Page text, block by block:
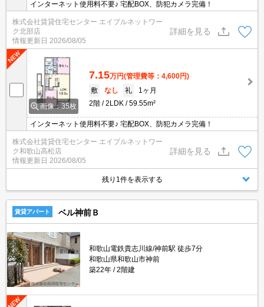
インターネット使用料不要♪ 宅配BOX、防犯カメラ完備！
株式会社賃貸住宅センター エイブルネットワー
ク北部店
情報更新日 2026/08/05
詳細を見る
画像：35枚
7.15万円(管理費等：4,600円)
敷
なし 礼
1ヶ月
2階
2LDK 59.55m²
インターネット使用料不要♪ 宅配BOX、防犯カメラ完備！
株式会社賃貸住宅センター エイブルネットワー
ク和歌山高松店
情報更新日 2026/08/05
詳細を見る
残り1件を表示する
賃貸アパート ベル神前Ｂ
和歌山電鉄貴志川線/神前駅 徒歩7分
和歌山県和歌山市神前
築22年
2階建